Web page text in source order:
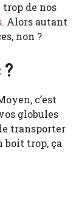
de nos
. Alors autant
non ?
?
c’est
globules
transporter
boit trop, ça